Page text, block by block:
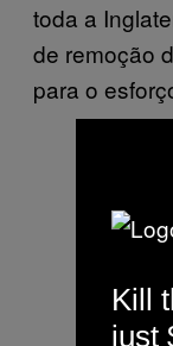
toda a
de remoção
para o
Kill
just